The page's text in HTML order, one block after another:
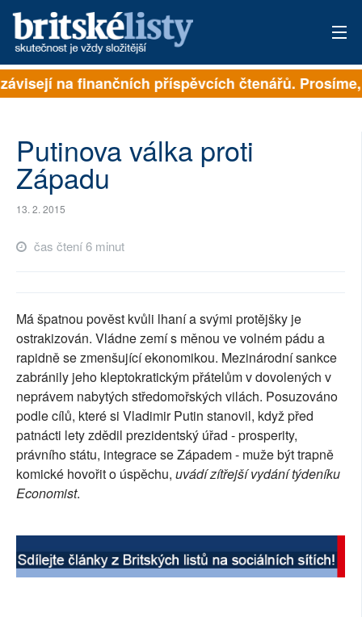
PŘIHLÁSIT
ARCHIV
ROZHOVORY
PŘÍSPĚVKY NA PROVOZ
SOCIÁLNÍ SÍTĚ
RUBRIKY
PLNÁ VERZE STRÁNEK
na finančních příspěvcích čtenářů. Prosíme,
Putinova válka proti
Západu
13. 2. 2015
čas čtení 6 minut
Má špatnou pověst kvůli lhaní a svými protějšky je
ostrakizován. Vládne zemí s měnou ve volném pádu a
rapidně se zmenšující ekonomikou. Mezinárodní sankce
zabránily jeho kleptokratickým přátelům v dovolených v
neprávem nabytých středomořských vilách. Posuzováno
podle cílů, které si Vladimir Putin stanovil, když před
patnácti lety zdědil prezidentský úřad - prosperity,
právního státu, integrace se Západem - muže být trapně
komické hovořit o úspěchu, uvádí zítřejší vydání týdeníku
Economist.